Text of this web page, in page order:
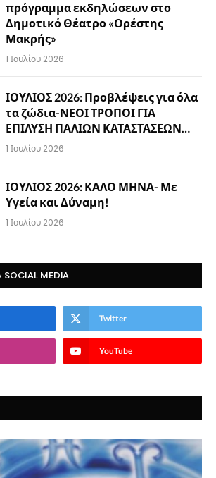
πρόγραμμα εκδηλώσεων στο
Δημοτικό Θέατρο «Ορέστης
Μακρής»
1 Ιουλίου 2026
ΙΟΥΛΙΟΣ 2026: Προβλέψεις για όλα
τα ζώδια-ΝΕΟΙ ΤΡΟΠΟΙ ΓΙΑ
ΕΠΙΛΥΣΗ ΠΑΛΙΩΝ ΚΑΤΑΣΤΑΣΕΩΝ…
1 Ιουλίου 2026
ΙΟΥΛΙΟΣ 2026: ΚΑΛΟ ΜΗΝΑ- Με
Υγεία και Δύναμη!
1 Ιουλίου 2026
SOCIAL MEDIA
Twitter
YouTube